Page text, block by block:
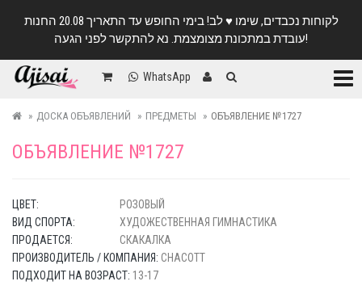
לקוחות נכבדים, שימו ♥️ לב! בימי החופש עד התאריך 20.08 החנות
עובדת במתכונת מצומצמת. נא להתקשר לפני הגעה!
WhatsApp
ДОСКА ОБЪЯВЛЕНИЙ ПРЕДМЕТЫ ОБЪЯВЛЕНИЕ №1727
ОБЪЯВЛЕНИЕ №1727
ЦВЕТ:
РОЗОВЫЙ
ВИД СПОРТА:
ХУДОЖЕСТВЕННАЯ ГИМНАСТИКА
ПРОДАЕТСЯ:
СКАКАЛКА
ПРОИЗВОДИТЕЛЬ / КОМПАНИЯ: CHACOTT
ПОДХОДИТ НА ВОЗРАСТ: 13-17